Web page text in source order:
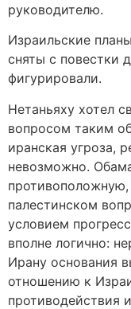
руководителю.
Израильские
сняты с повестки
фигурировали.
Нетаньяху хотел
вопросом таким
иранская угроза,
невозможно.
палестинском
условием
вполне логично:
Ирану основания
отношению к
противодействия